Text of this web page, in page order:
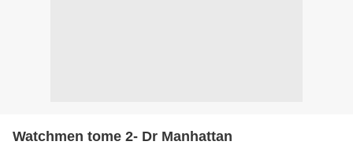
Watchmen tome 2- Dr Manhattan